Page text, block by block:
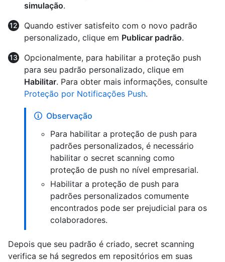
simulação.
Quando estiver satisfeito com o novo padrão
personalizado, clique em Publicar padrão.
Opcionalmente, para habilitar a proteção push
para seu padrão personalizado, clique em
Habilitar. Para obter mais informações, consulte
Proteção por Notificações Push.
Observação
Para habilitar a proteção de push para
padrões personalizados, é necessário
habilitar o secret scanning como
proteção de push no nível empresarial.
Habilitar a proteção de push para
padrões personalizados comumente
encontrados pode ser prejudicial para os
colaboradores.
Depois que seu padrão é criado, secret scanning
verifica se há segredos em repositórios em suas